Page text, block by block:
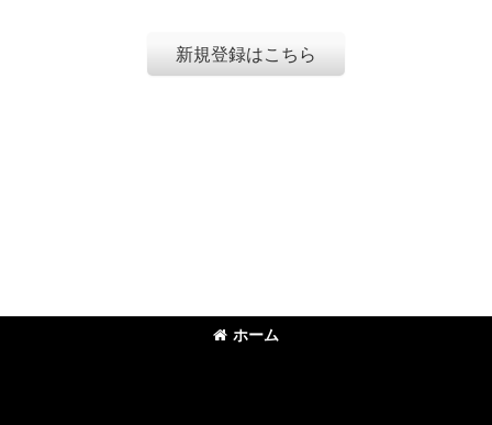
新規登録はこちら
ホーム